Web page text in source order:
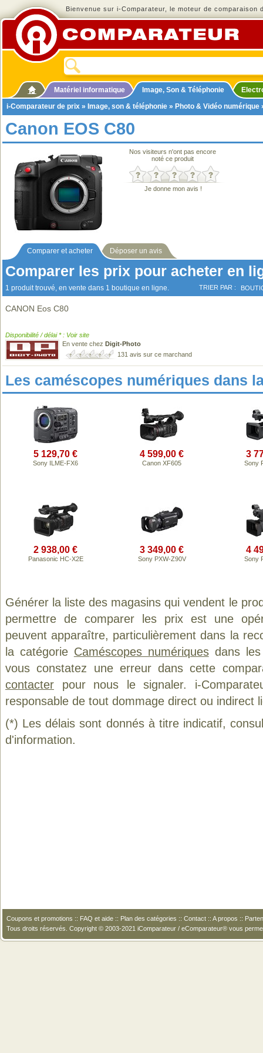
Bienvenue sur i-Comparateur, le moteur de comparaison
Matériel informatique Image, Son & Téléphonie
i-Comparateur de prix » Image, son & téléphonie » Photo & Vidéo numérique
Canon EOS C80
Nos visiteurs n'ont pas encore
noté ce produit
Je donne mon avis !
Comparer et acheter Déposer un avis
Comparer les prix pour acheter en
1 produit trouvé, en vente dans 1 boutique en ligne. TRIER PAR :
CANON Eos C80
Disponibilité / délai * : Voir site
En vente chez Digit-Photo
131 avis sur ce marchand
Les caméscopes numériques dans
5 129,70 €
Sony ILME-FX6
4 599,00 €
Canon XF605
3
Sony
2 938,00 €
Panasonic HC-X2E
3 349,00 €
Sony PXW-Z90V
4
Sony
Générer la liste des magasins qui vendent le
permettre de comparer les prix est une
peuvent apparaître, particulièrement dans la
la catégorie Caméscopes numériquesdans les
vous constatez une erreur dans cette
contacter pour nous le signaler. i-
responsable de tout dommage direct ou indirect
(*) Les délais sont donnés à titre indicatif,
d'information.
Coupons et promotions :: FAQ et aide :: Plan des catégories :: Contact :: A propos ::
Tous droits réservés. Copyright © 2003-2021 iComparateur / eComparateur® vous